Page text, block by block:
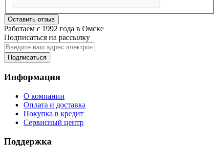
Оставить отзыв
Работаем с 1992 года в Омске
Подписаться на рассылку
Подписаться
Информация
О компании
Оплата и доставка
Покупка в кредит
Сервисный центр
Поддержка